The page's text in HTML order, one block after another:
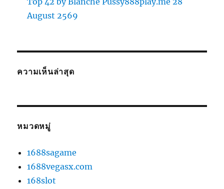
August 2569
ความเห็นล่าสุด
หมวดหมู่
1688sagame
1688vegasx.com
168slot